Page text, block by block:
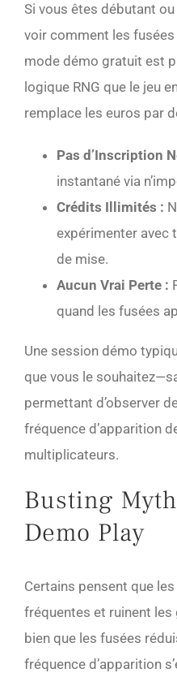
Si vous êtes débutant
voir comment les
mode démo gratuit est
logique RNG que le jeu
remplace les euros par
Pas d’Inscription
instantané via
Crédits Illimités :
expérimenter avec
de mise.
Aucun Vrai Perte :
quand les fusées
Une session démo
que vous le
permettant d’observer
fréquence d’apparition
multiplicateurs.
Busting
Demo Play
Certains pensent que
fréquentes et ruinent les
bien que les fusées
fréquence d’apparition